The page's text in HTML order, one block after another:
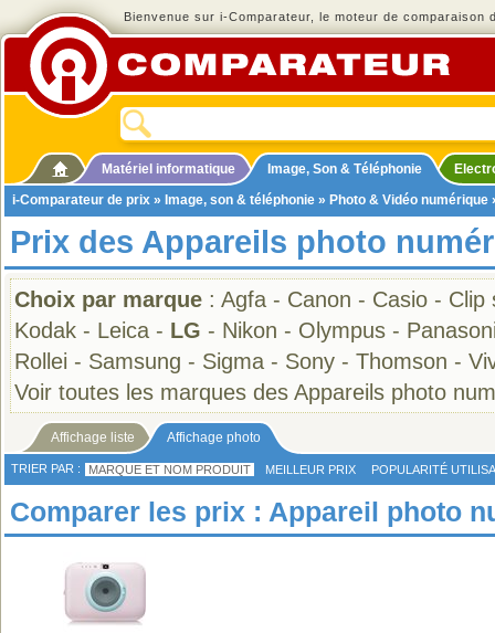
Bienvenue sur i-Comparateur, le moteur de comparaison
Matériel informatique Image, Son & Téléphonie
i-Comparateur de prix » Image, son & téléphonie » Photo & Vidéo numérique
Prix des Appareils photo
Choix par marque : Agfa - Canon - Casio - Clip
Kodak - Leica - LG - Nikon - Olympus -
Rollei - Samsung - Sigma - Sony - Thomson -
Voir toutes les marques des Appareils photo
Affichage liste Affichage photo
TRIER PAR : MARQUE ET NOM PRODUIT MEILLEUR PRIX POPULARITÉ
Comparer les prix : Appareil photo